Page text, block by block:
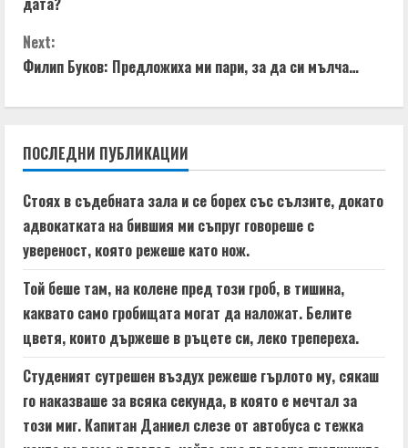
n
t
i
n
u
e
R
e
a
d
i
Next:
Филип Буков: Предложиха ми пари, за да си мълча…
ПОСЛЕДНИ ПУБЛИКАЦИИ
Стоях в съдебната зала и се борех със сълзите, докато
адвокатката на бившия ми съпруг говореше с
увереност, която режеше като нож.
Той беше там, на колене пред този гроб, в тишина,
каквато само гробищата могат да наложат. Белите
цветя, които държеше в ръцете си, леко трепереха.
Студеният сутрешен въздух режеше гърлото му, сякаш
го наказваше за всяка секунда, в която е мечтал за
този миг. Капитан Даниел слезе от автобуса с тежка